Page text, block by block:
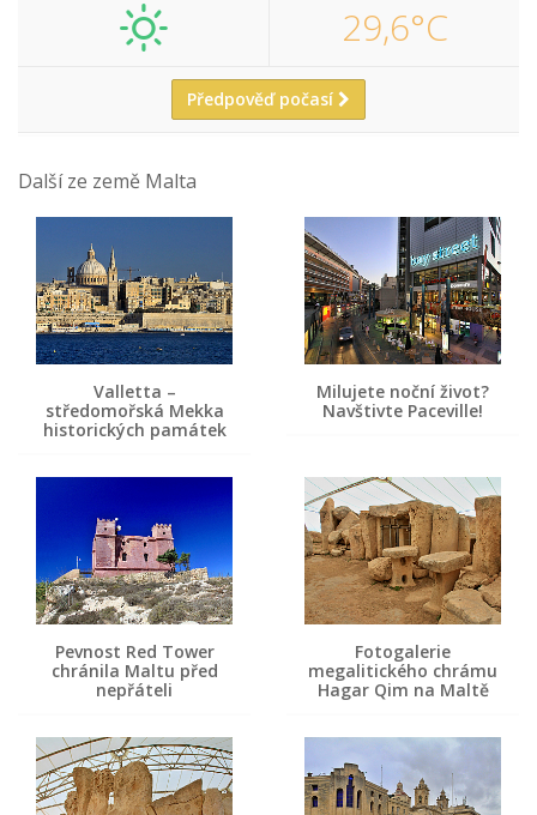
29,6°C
Předpověď počasí
Další ze země Malta
Valletta –
středomořská Mekka
historických památek
Milujete noční život?
Navštivte Paceville!
Pevnost Red Tower
chránila Maltu před
nepřáteli
Fotogalerie
megalitického chrámu
Hagar Qim na Maltě